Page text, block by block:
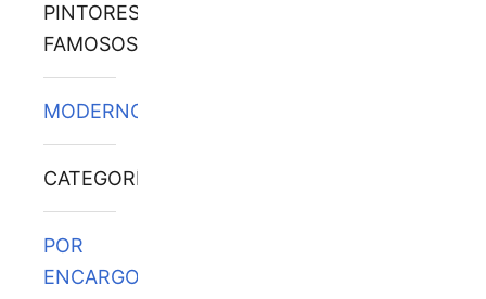
PINTORES
FAMOSOS
MODERNOS
CATEGORÍAS
POR
ENCARGO